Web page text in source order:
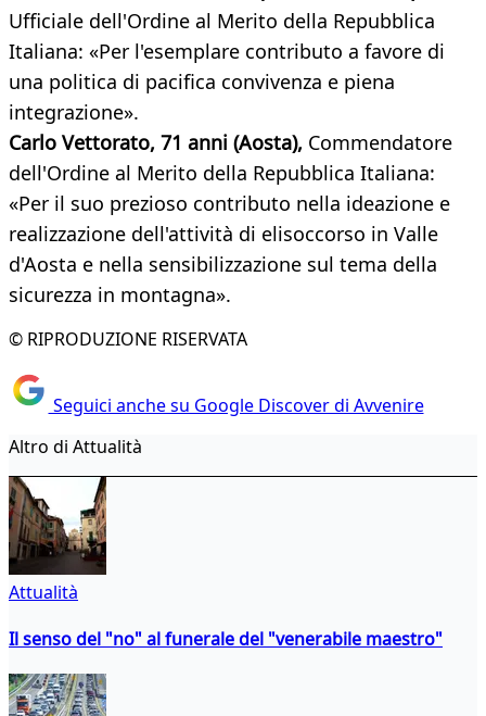
Ufficiale dell'Ordine al Merito della Repubblica
Italiana: «Per l'esemplare contributo a favore di
una politica di pacifica convivenza e piena
integrazione».
Carlo Vettorato, 71 anni (Aosta), Commendatore
dell'Ordine al Merito della Repubblica Italiana:
«Per il suo prezioso contributo nella ideazione e
realizzazione dell'attività di elisoccorso in Valle
d'Aosta e nella sensibilizzazione sul tema della
sicurezza in montagna».
© RIPRODUZIONE RISERVATA
Seguici anche su Google Discover di Avvenire
Altro di Attualità
Attualità
Il senso del "no" al funerale del "venerabile maestro"